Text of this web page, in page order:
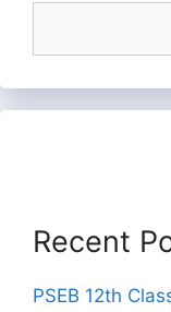
Recent
PSEB 12th